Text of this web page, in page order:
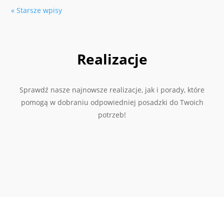
« Starsze wpisy
Realizacje
Sprawdź nasze najnowsze realizacje, jak i porady, które
pomogą w dobraniu odpowiedniej posadzki do Twoich
potrzeb!